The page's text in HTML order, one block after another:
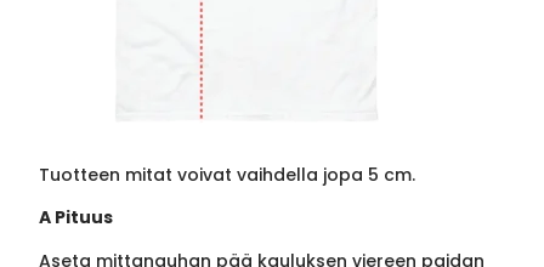
Tuotteen mitat voivat vaihdella jopa 5 cm.
A Pituus
Aseta mittanauhan pää kauluksen viereen paidan